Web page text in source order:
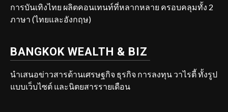
การบันเทิงไทย ผลิตคอนเทนท์ที่หลากหลาย ครอบคลุมทั้ง 2
ภาษา (ไทยและอังกฤษ)
BANGKOK WEALTH & BIZ
นำเสนอข่าวสารด้านเศรษฐกิจ ธุรกิจ การลงทุน วาไรตี้ ทั้งรูป
แบบเว็บไซต์ และนิตยสารรายเดือน